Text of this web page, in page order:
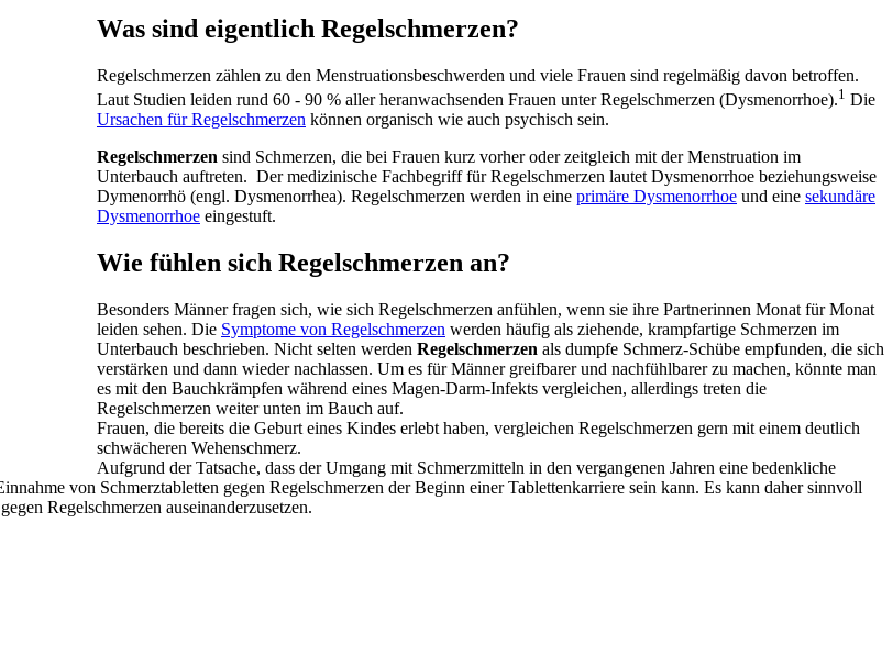
Was sind eigentlich Regelschmerzen?
Regelschmerzen zählen zu den Menstruationsbeschwerden und viele Frauen sind regelmäßig davon betroffen.
Laut Studien leiden rund 60 - 90 % aller heranwachsenden Frauen unter Regelschmerzen (Dysmenorrhoe).1 Die
Ursachen für Regelschmerzen können organisch wie auch psychisch sein.
Regelschmerzen sind Schmerzen, die bei Frauen kurz vorher oder zeitgleich mit der Menstruation im
Unterbauch auftreten. Der medizinische Fachbegriff für Regelschmerzen lautet Dysmenorrhoe beziehungsweise
Dymenorrhö (engl. Dysmenorrhea). Regelschmerzen werden in eine primäre Dysmenorrhoe und eine sekundäre
Dysmenorrhoe eingestuft.
Wie fühlen sich Regelschmerzen an?
Besonders Männer fragen sich, wie sich Regelschmerzen anfühlen, wenn sie ihre Partnerinnen Monat für Monat
leiden sehen. Die Symptome von Regelschmerzen werden häufig als ziehende, krampfartige Schmerzen im
Unterbauch beschrieben. Nicht selten werden Regelschmerzen als dumpfe Schmerz-Schübe empfunden, die sich
verstärken und dann wieder nachlassen. Um es für Männer greifbarer und nachfühlbarer zu machen, könnte man
es mit den Bauchkrämpfen während eines Magen-Darm-Infekts vergleichen, allerdings treten die
Regelschmerzen weiter unten im Bauch auf.
Frauen, die bereits die Geburt eines Kindes erlebt haben, vergleichen Regelschmerzen gern mit einem deutlich
schwächeren Wehenschmerz.
Aufgrund der Tatsache, dass der Umgang mit Schmerzmitteln in den vergangenen Jahren eine bedenkliche
von Schmerztabletten gegen Regelschmerzen der Beginn einer Tablettenkarriere sein kann. Es kann daher sinnvoll
Regelschmerzen auseinanderzusetzen.